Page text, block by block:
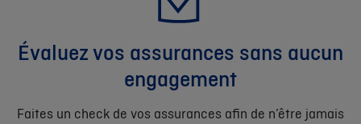
Évaluez vos assurances sans aucun
engagement
Faites un check de vos assurances afin de n’être jamais